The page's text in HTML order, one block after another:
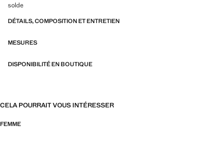
solde
DÉTAILS, COMPOSITION ET ENTRETIEN
MESURES
DISPONIBILITÉ EN BOUTIQUE
CELA POURRAIT VOUS INTÉRESSER
FEMME